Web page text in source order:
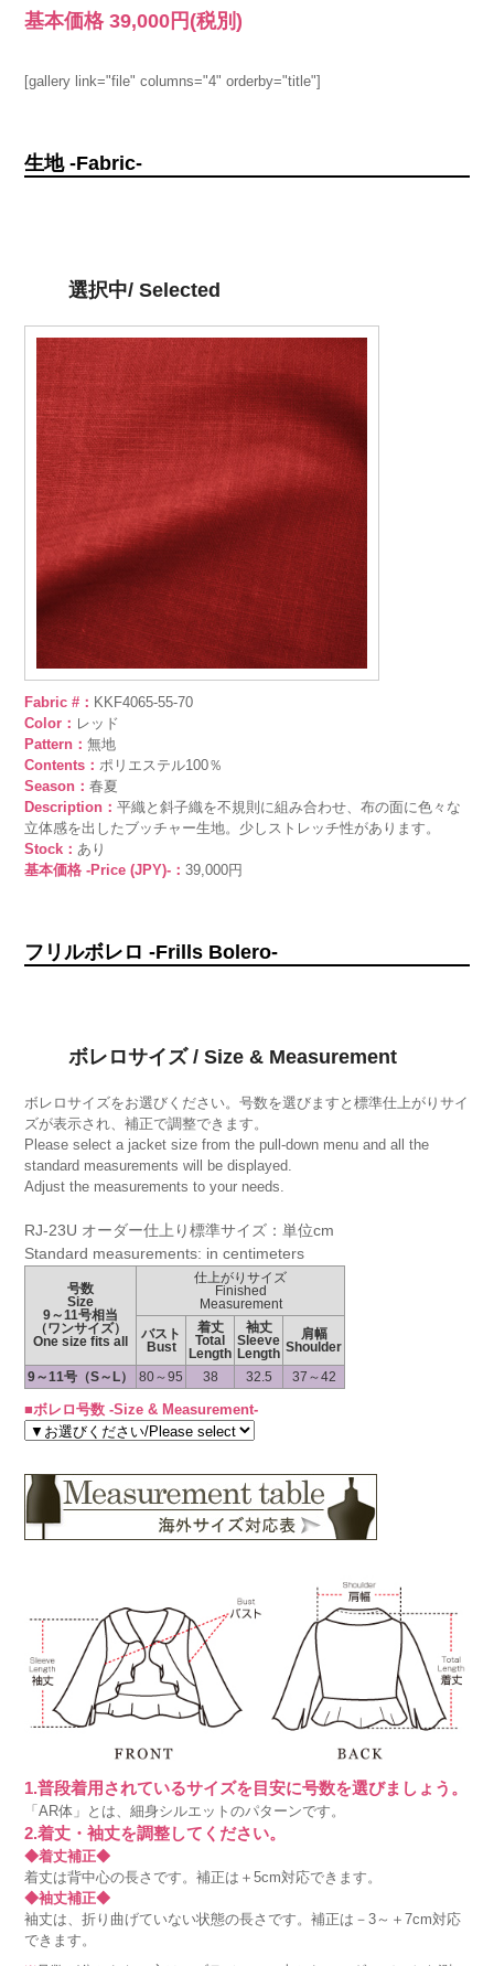
基本価格39,000円 (税別)
[gallery link="file" columns="4" orderby="title"]
生地 -Fabric-
選択中/ Selected
Fabric #： KKF4065-55-70
Color： レッド
Pattern：無地
Contents：ポリエステル100％
Season：春夏
Description：平織と斜子織を不規則に組み合わせ、布の面に色々な
立体感を出したブッチャー生地。少しストレッチ性があります。
Stock：あり
基本価格 -Price (JPY)-：39,000円
フリルボレロ -Frills Bolero-
ボレロサイズ / Size & Measurement
ボレロサイズをお選びください。号数を選びますと標準仕上がりサイ
ズが表示され、補正で調整できます。
Please select a jacket size from the pull-down menu and all the
standard measurements will be displayed.
Adjust the measurements to your needs.
RJ-23U オーダー仕上り標準サイズ：単位cm
Standard measurements: in centimeters
号数
Size
9～11号相当
（ワンサイズ）
One size fits all
仕上がりサイズ
Finished
Measurement
バスト
Bust
着丈
Total
Length
袖丈
Sleeve
Length
肩幅
Shoulder
9～11号（S～L）
80～95 38 32.5 37～42
■ボレロ号数 -Size & Measurement-
1.普段着用されているサイズを目安に号数を選びましょう。
「AR体」とは、細身シルエットのパターンです。
2.着丈・袖丈を調整してください。
◆着丈補正◆
着丈は背中心の長さです。補正は＋5cm対応できます。
◆袖丈補正◆
袖丈は、折り曲げていない状態の長さです。補正は－3～＋7cm対応
できます。